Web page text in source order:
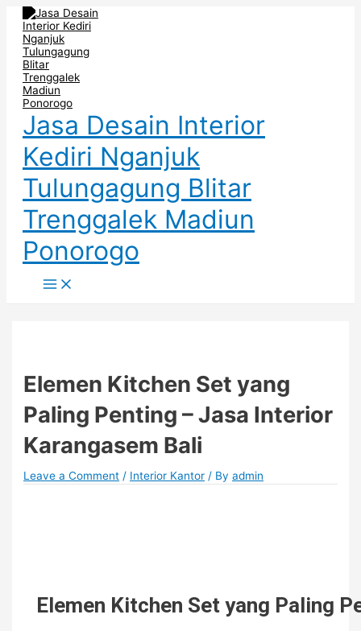
Skip
content
Jasa Desain Interior
Kediri Nganjuk
Tulungagung Blitar
Trenggalek Madiun
Ponorogo
Menu
Elemen Kitchen Set yang
Paling Penting – Jasa Interior
Karangasem Bali
Leave a Comment / Interior Kantor / Byadmin
Elemen Kitchen Set yang Paling
Post
navigation